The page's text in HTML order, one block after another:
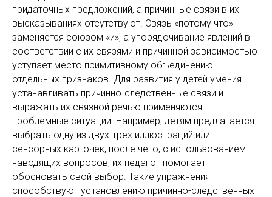
придаточных предложений, а причинные связи в их
высказываниях отсутствуют. Связь «потому что»
заменяется союзом «и», а упорядочивание явлений в
соответствии с их связями и причинной зависимостью
уступает место примитивному объединению
отдельных признаков. Для развития у детей умения
устанавливать причинно-следственные связи и
выражать их связной речью применяются
проблемные ситуации. Например, детям предлагается
выбрать одну из двух-трех иллюстраций или
сенсорных карточек, после чего, с использованием
наводящих вопросов, их педагог помогает
обосновать свой выбор. Такие упражнения
способствуют установлению причинно-следственных